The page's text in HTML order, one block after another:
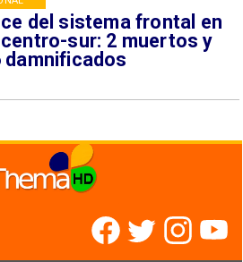
del sistema frontal en
sur: 2 muertos y
damnificados